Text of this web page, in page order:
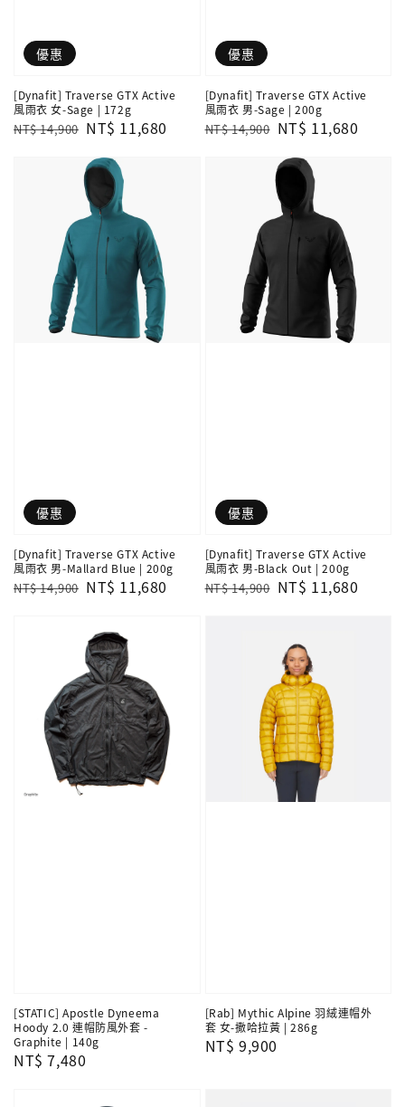
優惠
[Dynafit] Traverse GTX Active
風雨衣 女-Sage | 172g
Regular
NT$ 14,900 Sale
NT$ 11,680
優惠
[Dynafit] Traverse GTX Active
風雨衣 男-Sage | 200g
Regular
NT$ 14,900 Sale
NT$ 11,680
優惠
[Dynafit] Traverse GTX Active
風雨衣 男-Mallard Blue | 200g
Regular
NT$ 14,900 Sale
NT$ 11,680
優惠
[Dynafit] Traverse GTX Active
風雨衣 男-Black Out | 200g
Regular
NT$ 14,900 Sale
NT$ 11,680
[STATIC] Apostle Dyneema
Hoody 2.0 連帽防風外套 -
Graphite | 140g
Regular
NT$ 7,480
[Rab] Mythic Alpine 羽絨連帽外
套 女-撒哈拉黃 | 286g
Regular
NT$ 9,900